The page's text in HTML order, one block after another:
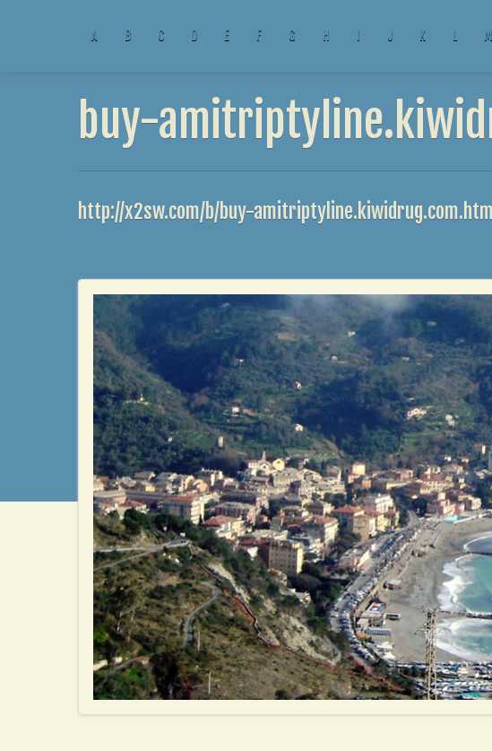
A B C D E F G H I J K L M
buy-
http://x2sw.com/b/buy-amitriptyline.kiwidrug.com.html